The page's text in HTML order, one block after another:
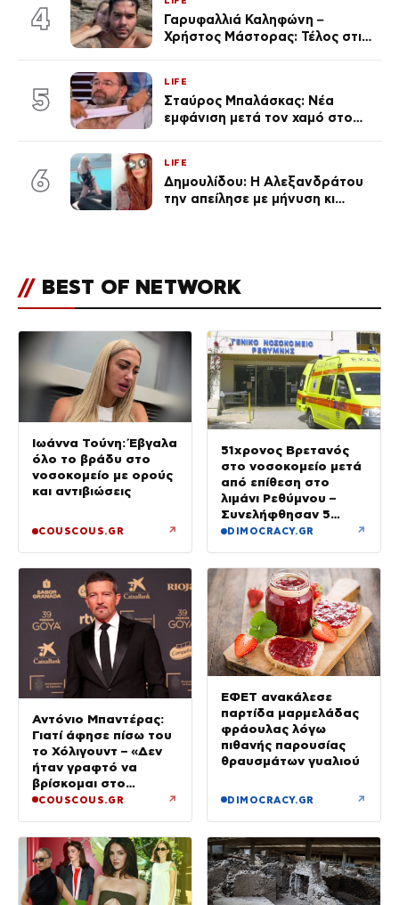
εκ. likes
4
Γαρυφαλλιά Καληφώνη –
Χρήστος Μάστορας: Τέλος στις
5
LIFE
Σταύρος Μπαλάσκας: Νέα
εμφάνιση μετά τον χαμό στο
6
LIFE
Δημουλίδου: Η Αλεξανδράτου
την απείλησε με μήνυση κι
// BEST OF NETWORK
Ιωάννα Τούνη: Έβγαλα
όλο το βράδυ στο
νοσοκομείο με ορούς
και αντιβιώσεις
COUSCOUS.GR ↗
51χρονος Βρετανός
στο νοσοκομείο μετά
από επίθεση στο
λιμάνι Ρεθύμνου –
Συνελήφθησαν 5
άτομα
DIMOCRACY.GR ↗
Αντόνιο Μπαντέρας:
Γιατί άφησε πίσω του
το Χόλιγουντ – «Δεν
ήταν γραφτό να
βρίσκομαι στο
Μαλιμπού, αλλά στη
COUSCOUS.GR ↗
ΕΦΕΤ ανακάλεσε
παρτίδα μαρμελάδας
φράουλας λόγω
πιθανής παρουσίας
θραυσμάτων γυαλιού
DIMOCRACY.GR ↗